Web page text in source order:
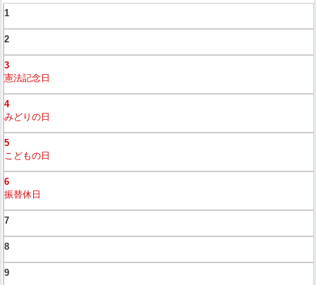
1
2
3
憲法記念日
4
みどりの日
5
こどもの日
6
振替休日
7
8
9